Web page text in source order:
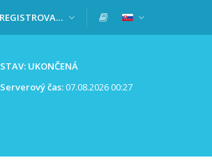
ZAREGISTROVAŤ SA
STAV: UKONČENÁ
Serverový čas:07.08.2026 00:27